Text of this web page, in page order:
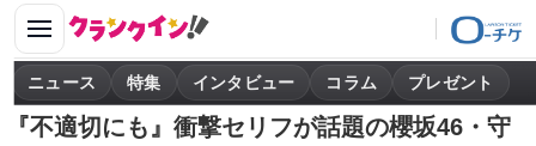
ニュース 特集 インタビュー コラム プレゼント
『不適切にも』衝撃セリフが話題の櫻坂46・守